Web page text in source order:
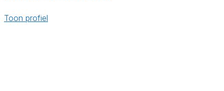
Toon profiel